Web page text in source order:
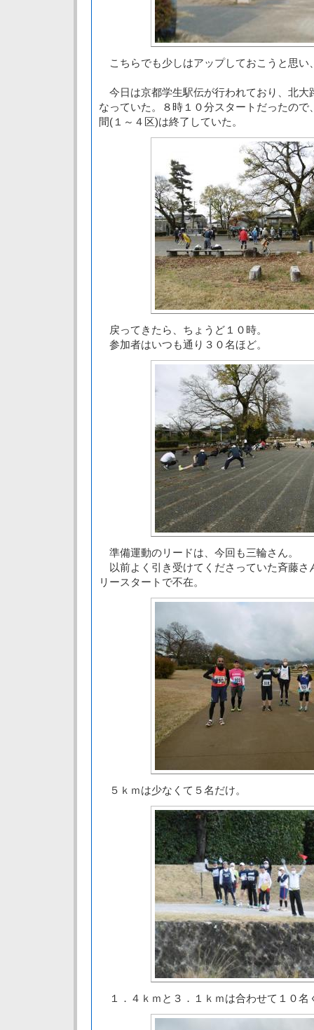
こちらでも少しはアップしておこうと思い
今日は京都学生駅伝が行われており、北大
なっていた。８時１０分スタートだったの
間(１～４区)は終了していた。
戻ってきたら、ちょうど１０時。
参加者はいつも通り３０名ほど。
準備運動のリードは、今回も三輪さん。
以前よく引き受けてくださっていた斉藤さ
リースタートで不在。
５ｋｍは少なくて５名だけ。
１．４ｋｍと３．１ｋｍは合わせて１０名